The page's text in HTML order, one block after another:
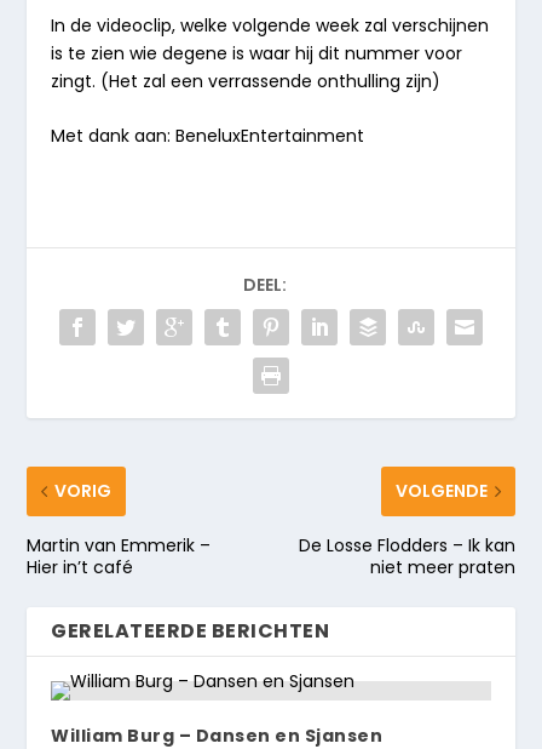
In de videoclip, welke volgende week zal verschijnen
is te zien wie degene is waar hij dit nummer voor
zingt. (Het zal een verrassende onthulling zijn)
Met dank aan: BeneluxEntertainment
DEEL:
VORIG
Martin van Emmerik –
Hier in’t café
VOLGENDE
De Losse Flodders – Ik kan
niet meer praten
GERELATEERDE BERICHTEN
William Burg – Dansen en Sjansen